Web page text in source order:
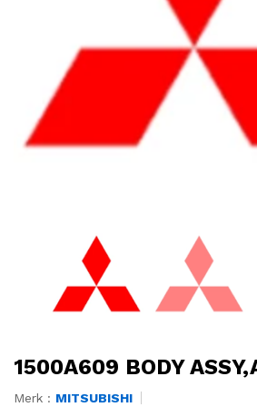
1500A609 BODY
Merk : MITSUBISHI